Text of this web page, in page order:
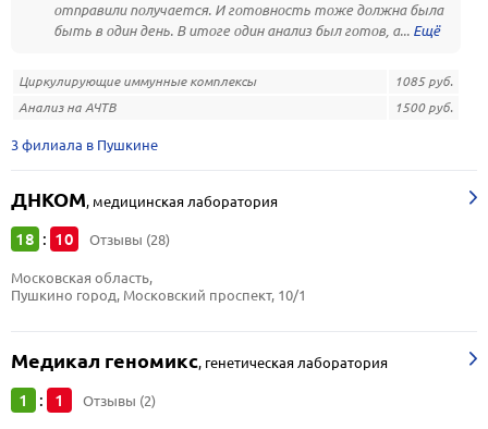
отправили получается. И готовность тоже должна была
быть в один день. В итоге один анализ был готов, а...
Циркулирующие иммунные комплексы
1085 руб.
Анализ на АЧТВ
1500 руб.
3 филиала в Пушкине
ДНКОМ, медицинская лаборатория
18 : 10 Отзывы (28)
Московская область,
Пушкино город, Московский проспект, 10/1
Медикал геномикс, генетическая лаборатория
1 : 1 Отзывы (2)